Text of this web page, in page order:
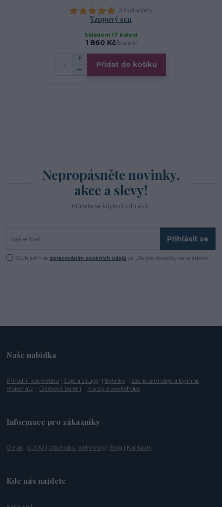
2 hodnocení
Yzopový sen
1 860 Kč/balení
Skladem 17 balení
Přidat do košíku
Nepropásněte novinky,
akce a slevy!
Můžete se kdykoli odhlásit.
Přihlásit se
Souhlasím se zpracováním osobních údajů za účelem rozesílky newsletteru.
Naše nabídka
Přírodní kosmetika |Čaje a sirupy | Bylinky | Esenciální oleje a bylinné
maceráty | Dárková balení | Kurzy a workshopy
Informace pro zákazníky
O nás |GDPR |Obchodní podmínky | Blog | Kontakty
Kde nás najdete